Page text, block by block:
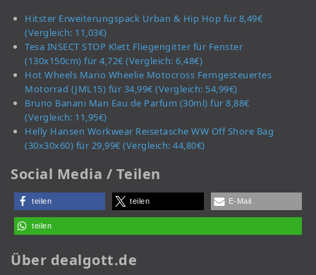
Hitster Erweiterungspack Urban & Hip Hop für 8,49€
(Vergleich: 11,03€)
Tesa INSECT STOP Klett Fliegengitter für Fenster
(130x150cm) für 4,72€ (Vergleich: 6,48€)
Hot Wheels Mario Wheelie Motocross Ferngesteuertes
Motorrad (JML15) für 34,99€ (Vergleich: 54,99€)
Bruno Banani Man Eau de Parfum (30ml) für 8,88€
(Vergleich: 11,95€)
Helly Hansen Workwear Reisetasche WW Off Shore Bag
(30x30x60) für 29,99€ (Vergleich: 44,80€)
Social Media / Teilen
teilen teilen E-Mail
teilen
Über dealgott.de